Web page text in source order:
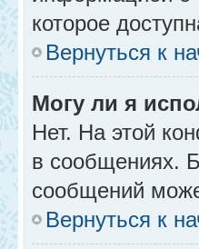
которое
Вернуться к
Могу ли я
Нет. На этой
в сообщениях.
сообщений
Вернуться к